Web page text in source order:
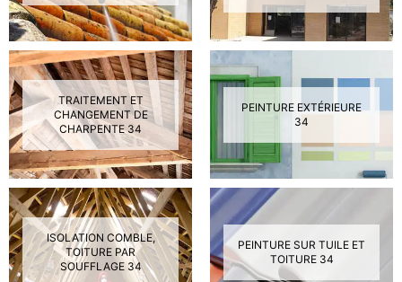
TRAITEMENT ET
CHANGEMENT DE
CHARPENTE 34
PEINTURE EXTÉRIEURE
34
ISOLATION COMBLE,
TOITURE PAR
SOUFFLAGE 34
PEINTURE SUR TUILE ET
TOITURE 34